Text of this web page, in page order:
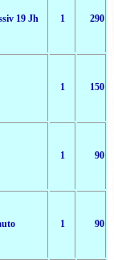
19 Jh 1 290
1 150
1 90
1 90